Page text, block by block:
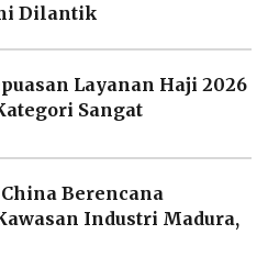
Dilantik
Layanan Haji 2026
Sangat
Berencana
Industri Madura,